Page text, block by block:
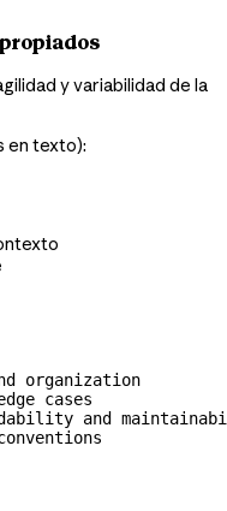
y variabilidad de la
en texto):
organization
cases
and